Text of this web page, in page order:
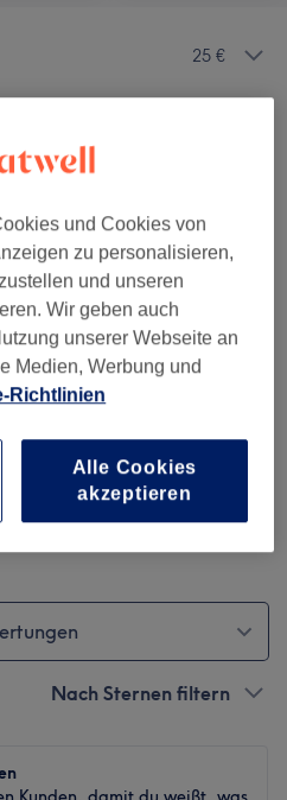
25 €
750 Bewertungen
Nach Sternen filtern
und Cookies von
zu personalisieren,
und unseren
Wir geben auch
unserer Webseite an
Medien, Werbung und
Richtlinien
Alle Cookies
akzeptieren